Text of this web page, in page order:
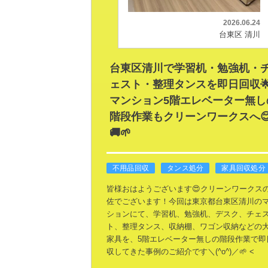
2026.06.24
台東区 清川
台東区清川で学習机・勉強机・
ェスト・整理タンスを即日回収
マンション5階エレベーター無
階段作業もクリーンワークスへ
🚚🌱
不用品回収 タンス処分 家具回収処分
皆様おはようございます😍クリーンワークス
佐でございます！今回は東京都台東区清川の
ションにて、学習机、勉強机、デスク、チェス
ト、整理タンス、収納棚、ワゴン収納などの
家具を、5階エレベーター無しの階段作業で即
収してきた事例のご紹介です＼(^o^)／🌱 <